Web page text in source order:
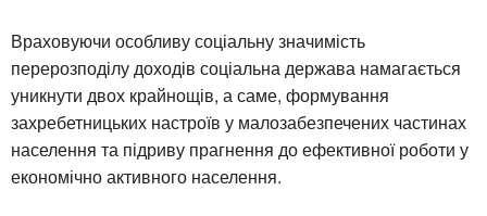
Враховуючи особливу соціальну значимість
перерозподілу доходів соціальна держава намагається
уникнути двох крайнощів, а саме, формування
захребетницьких настроїв у малозабезпечених частинах
населення та підриву прагнення до ефективної роботи у
економічно активного населення.